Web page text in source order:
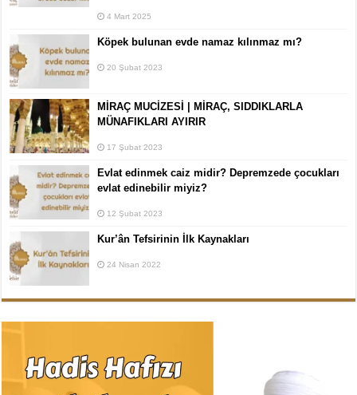
4 Mart 2025
Köpek bulunan evde namaz kılınmaz mı?
20 Şubat 2023
MİRAÇ MUCİZESİ | MİRAÇ, SIDDIKLARLA
MÜNAFIKLARI AYIRIR
17 Şubat 2023
Evlat edinmek caiz midir? Depremzede çocukları
evlat edinebilir miyiz?
12 Şubat 2023
Kur’ân Tefsirinin İlk Kaynakları
24 Nisan 2022